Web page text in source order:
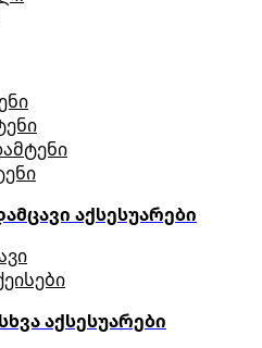
აქსესუარები
აქსესუარები